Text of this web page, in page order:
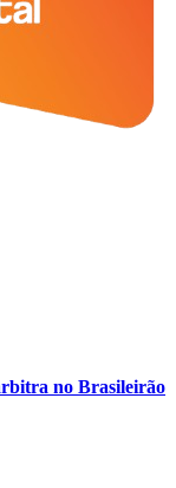
no Brasileirão